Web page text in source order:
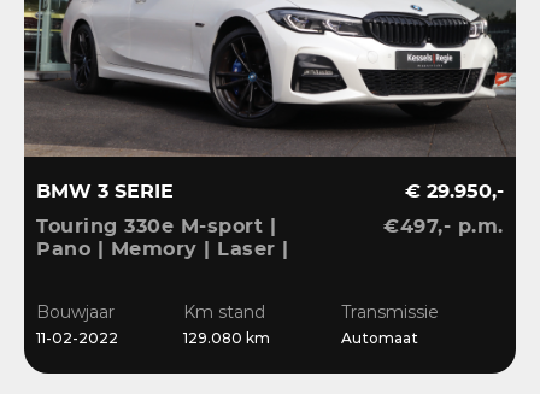
BMW 3 SERIE
Touring 330e M-sport |
Pano | Memory | Laser |
Bliss | Ambient | Pearl
White
€ 29.950,-
€497,- p.m.
Bouwjaar
11-02-2022
Km stand
129.080 km
Transmissie
Automaat